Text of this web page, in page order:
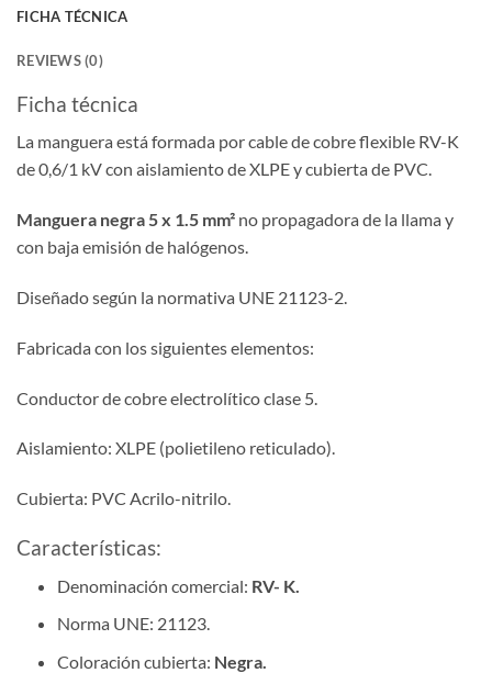
FICHA TÉCNICA
REVIEWS (0)
Ficha técnica
La manguera está formada por cable de cobre flexible RV-K
de 0,6/1 kV con aislamiento de XLPE y cubierta de PVC.
Manguera negra 5 x 1.5 mm² no propagadora de la llama y
con baja emisión de halógenos.
Diseñado según la normativa UNE 21123-2.
Fabricada con los siguientes elementos:
Conductor de cobre electrolítico clase 5.
Aislamiento: XLPE (polietileno reticulado).
Cubierta: PVC Acrilo-nitrilo.
Características:
Denominación comercial: RV- K.
Norma UNE: 21123.
Coloración cubierta: Negra.